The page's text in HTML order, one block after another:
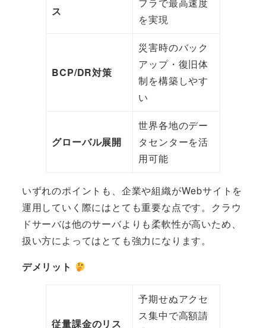
ス
を実現
BCP/DR対策
災害時のバック
アップ・復旧体
制を構築しやす
い
グローバル展開
世界各地のデー
タセンターを活
用可能
いずれのポイントも、企業や組織がWebサイトを
運用していく際にはとても重要な点です。クラウ
ドサーバは他のサーバよりも柔軟性が高いため、
扱い方によってはとても強力になります。
デメリット
従量課金のリス
予期せぬアクセ
ス集中で高額請